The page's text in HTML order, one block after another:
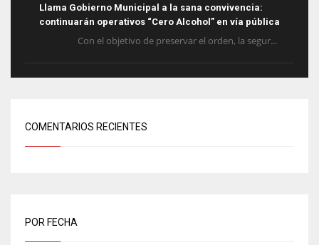
Llama Gobierno Municipal a la sana convivencia:
continuarán operativos “Cero Alcohol” en vía pública
Con el objetivo de preservar el orden, la segur...
COMENTARIOS RECIENTES
POR FECHA